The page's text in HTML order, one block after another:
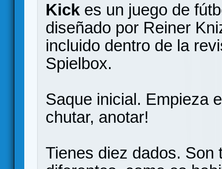
Kick es un juego de
diseñado por Reiner
incluido dentro de la
Spielbox.
Saque inicial. Empieza
chutar, anotar!
Tienes diez dados. Son